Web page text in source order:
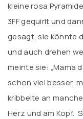
kleine rosa
3FF gequirlt und
gesagt, sie könnte
und auch drehen
meinte sie: „Mama
schon viel besser,
kribbelte an
Herz und am Kopf.